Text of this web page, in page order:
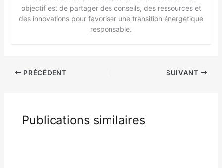
objectif est de partager des conseils, des ressources et
des innovations pour favoriser une transition énergétique
responsable.
PRÉCÉDENT SUIVANT
Publications similaires